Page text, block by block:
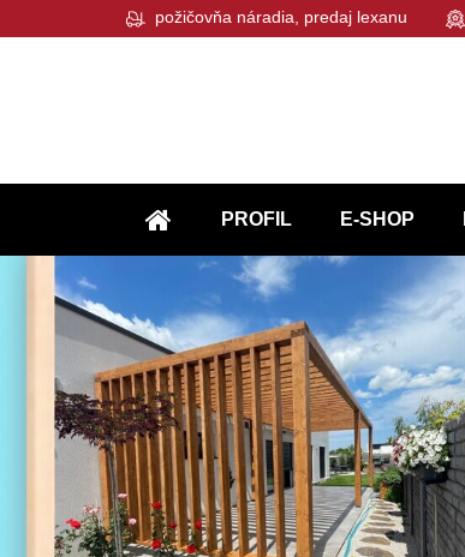
ÚVOD
PROFIL E-SHOP
požičovňa náradia, predaj lexanu